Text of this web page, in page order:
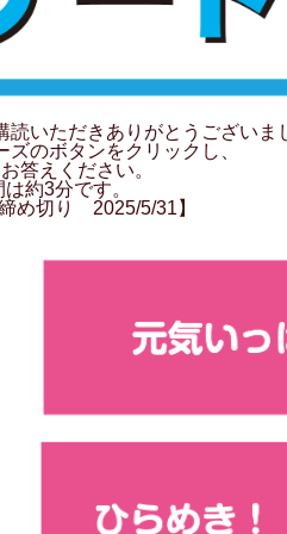
読いただきありがとうございま
のボタンをクリックし、
答えください。
約3分です。
め切り 2025/5/31】